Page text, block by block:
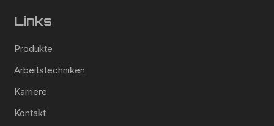
Links
Produkte
Arbeitstechniken
Karriere
Kontakt